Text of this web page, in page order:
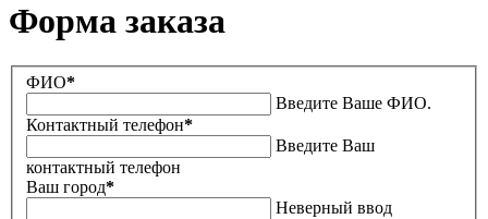
Форма заказа
ФИО*
Введите Ваше ФИО.
Контактный телефон*
Введите Ваш
контактный телефон
Ваш город*
Неверный ввод